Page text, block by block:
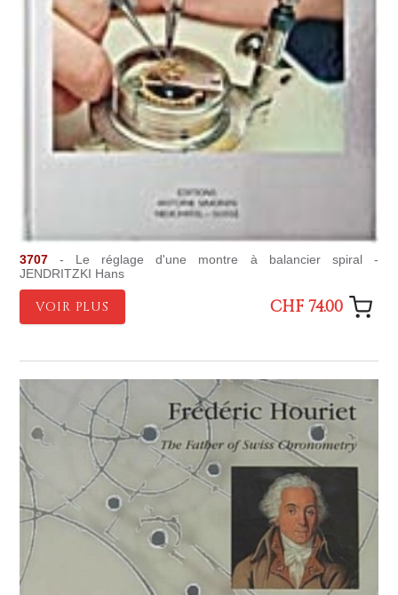
3707 - Le réglage d'une montre à balancier spiral -
JENDRITZKI Hans
VOIR PLUS CHF 74.00